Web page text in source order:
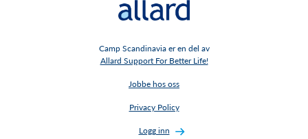
Camp Scandinavia er en del av
Allard Support For Better Life!
Jobbe hos oss
Privacy Policy
Logg inn